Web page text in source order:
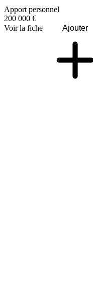
Apport personnel
200 000 €
Voir la fiche
Ajouter